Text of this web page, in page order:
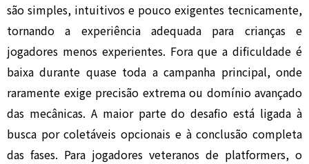
são simples, intuitivos e pouco exigentes tecnicamente,
tornando a experiência adequada para crianças e
jogadores menos experientes. Fora que a dificuldade é
baixa durante quase toda a campanha principal, onde
raramente exige precisão extrema ou domínio avançado
das mecânicas. A maior parte do desafio está ligada à
busca por coletáveis opcionais e à conclusão completa
das fases. Para jogadores veteranos de platformers, o